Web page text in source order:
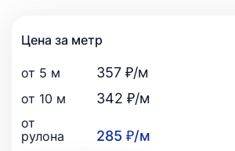
Цена за метр
от 5 м 357 ₽/м
от 10 м 342 ₽/м
от
рулона
285 ₽/м